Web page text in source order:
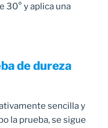
30° y aplica una
de dureza
sencilla y
la prueba, se sigue